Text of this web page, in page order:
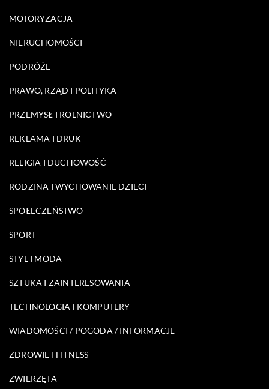
MOTORYZACJA
NIERUCHOMOŚCI
PODRÓŻE
PRAWO, RZĄD I POLITYKA
PRZEMYSŁ I ROLNICTWO
REKLAMA I DRUK
RELIGIA I DUCHOWOŚĆ
RODZINA I WYCHOWANIE DZIECI
SPOŁECZEŃSTWO
SPORT
STYL I MODA
SZTUKA I ZAINTERESOWANIA
TECHNOLOGIA I KOMPUTERY
WIADOMOŚCI / POGODA / INFORMACJE
ZDROWIE I FITNESS
ZWIERZĘTA